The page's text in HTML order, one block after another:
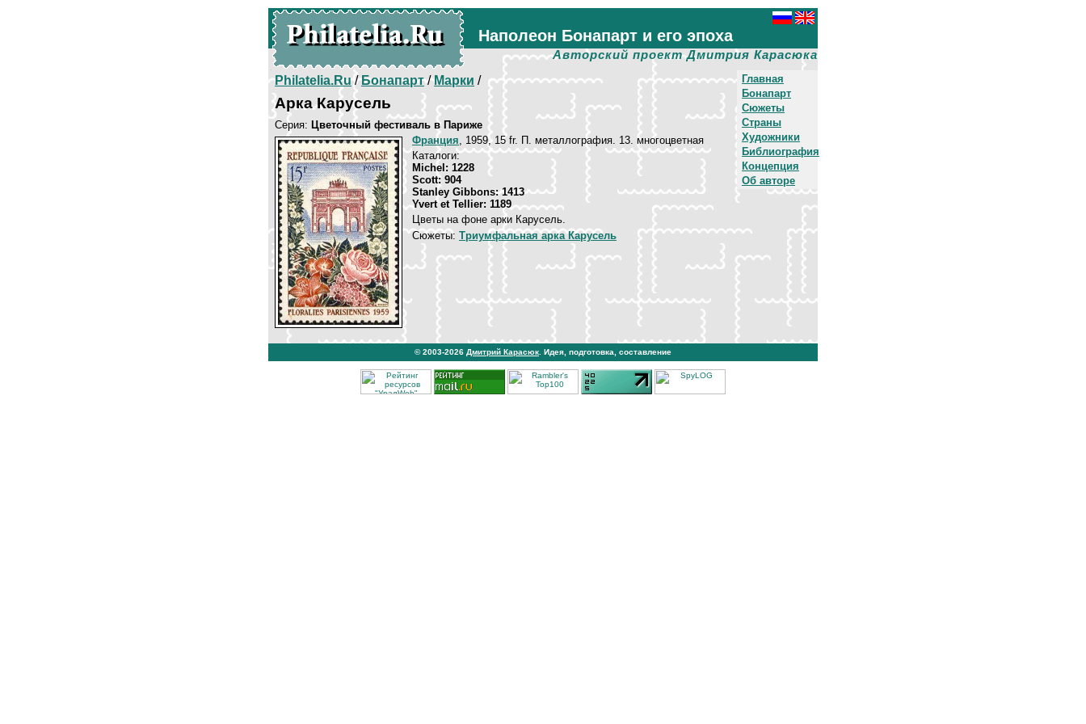
Наполеон Бонапарт и его эпоха
Авторский проект Дмитрия Карасюка
Главная
Бонапарт
Сюжеты
Страны
Художники
Библиография
Концепция
Об авторе
Philatelia.Ru/Бонапарт/Марки /
Арка Карусель
Серия: Цветочный фестиваль в Париже
Франция, 1959, 15 fr. П. металлография. 13. многоцветная
Каталоги:
Michel: 1228
Scott: 904
Stanley Gibbons: 1413
Yvert et Tellier: 1189
Цветы на фоне арки Карусель.
Сюжеты: Триумфальная арка Карусель
© 2003-2026 Дмитрий Карасюк . Идея, подготовка, составление